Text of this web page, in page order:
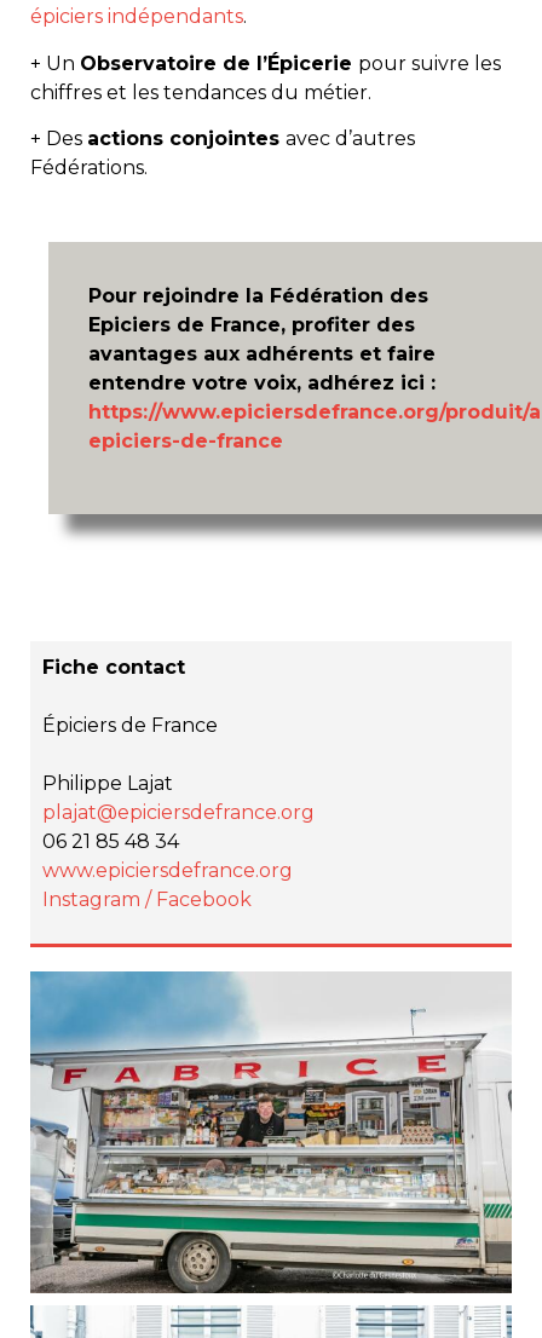
épiciers indépendants.
+ Un Observatoire de l’Épicerie pour suivre les
chiffres et les tendances du métier.
+ Des actions conjointes avec d’autres
Fédérations.
Pour rejoindre la Fédération des
Epiciers de France, profiter des
avantages aux adhérents et faire
entendre votre voix, adhérez ici :
https://www.epiciersdefrance.org/produit/
epiciers-de-france
Fiche contact
Épiciers de France
Philippe Lajat
plajat@epiciersdefrance.org
06 21 85 48 34
www.epiciersdefrance.org
Instagram / Facebook